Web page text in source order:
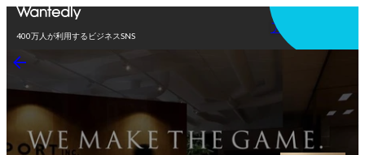
400万人が利用するビジネスSNS
アプリを使う